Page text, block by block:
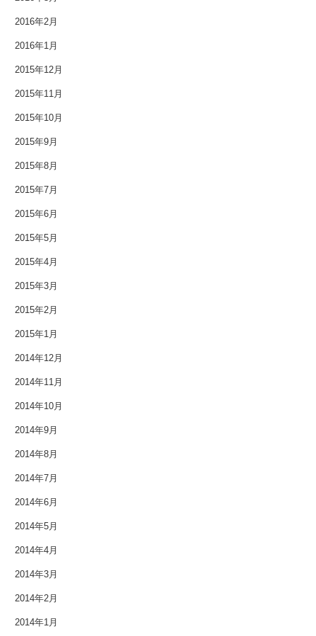
2016年2月
2016年1月
2015年12月
2015年11月
2015年10月
2015年9月
2015年8月
2015年7月
2015年6月
2015年5月
2015年4月
2015年3月
2015年2月
2015年1月
2014年12月
2014年11月
2014年10月
2014年9月
2014年8月
2014年7月
2014年6月
2014年5月
2014年4月
2014年3月
2014年2月
2014年1月